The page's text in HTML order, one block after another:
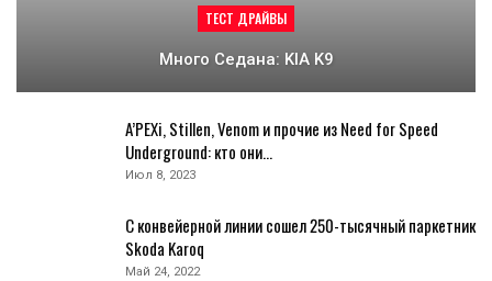
ТЕСТ ДРАЙВЫ
Много Седана: KIA K9
A’PEXi, Stillen, Venom и прочие из Need for Speed
Underground: кто они…
Июл 8, 2023
С конвейерной линии сошел 250-тысячный паркетник
Skoda Karoq
Май 24, 2022